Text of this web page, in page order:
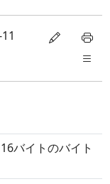
バイトのバイト